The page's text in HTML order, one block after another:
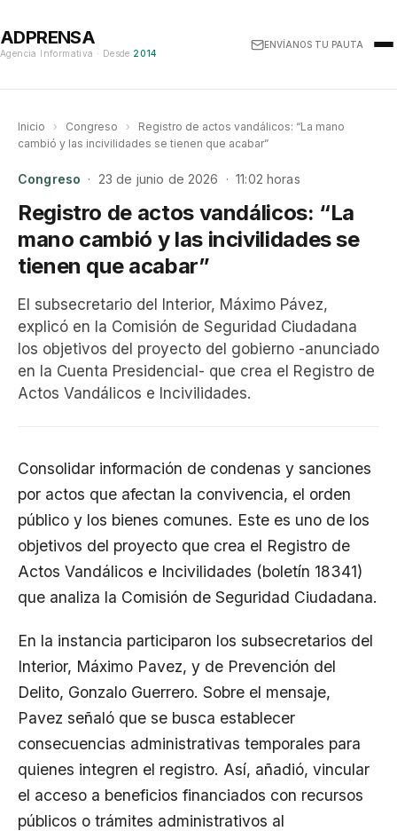
ADPRENSA
Agencia Informativa · Desde 2014
ENVÍANOS TU PAUTA
Inicio › Congreso ›
Registro de actos vandálicos: “La mano
cambió y las incivilidades se tienen que acabar”
Congreso · 23 de junio de 2026 · 11:02 horas
Registro de actos vandálicos: “La
mano cambió y las incivilidades se
tienen que acabar”
El subsecretario del Interior, Máximo Pávez,
explicó en la Comisión de Seguridad Ciudadana
los objetivos del proyecto del gobierno -anunciado
en la Cuenta Presidencial- que crea el Registro de
Actos Vandálicos e Incivilidades.
Consolidar información de condenas y sanciones
por actos que afectan la convivencia, el orden
público y los bienes comunes. Este es uno de los
objetivos del proyecto que crea el Registro de
Actos Vandálicos e Incivilidades (boletín 18341)
que analiza la Comisión de Seguridad Ciudadana.
En la instancia participaron los subsecretarios del
Interior, Máximo Pavez, y de Prevención del
Delito, Gonzalo Guerrero. Sobre el mensaje,
Pavez señaló que se busca establecer
consecuencias administrativas temporales para
quienes integren el registro. Así, añadió, vincular
el acceso a beneficios financiados con recursos
públicos o trámites administrativos al